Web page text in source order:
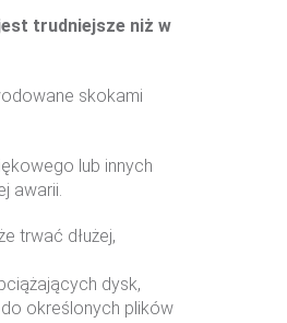
trudniejsze niż w
skokami
lub innych
awarii.
trwać dłużej,
dysk,
określonych plików